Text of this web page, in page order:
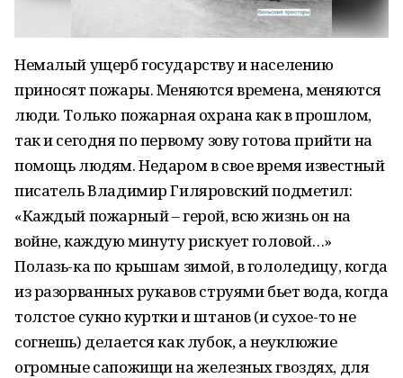
Немалый ущерб государству и населению
приносят пожары. Меняются времена, меняются
люди. Только пожарная охрана как в прошлом,
так и сегодня по первому зову готова прийти на
помощь людям. Недаром в свое время известный
писатель Владимир Гиляровский подметил:
«Каждый пожарный – герой, всю жизнь он на
войне, каждую минуту рискует головой…»
Полазь-ка по крышам зимой, в гололедицу, когда
из разорванных рукавов струями бьет вода, когда
толстое сукно куртки и штанов (и сухое-то не
согнешь) делается как лубок, а неуклюжие
огромные сапожищи на железных гвоздях, для